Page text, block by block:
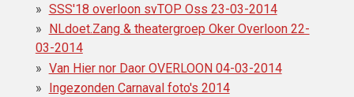
SSS'18 overloon svTOP Oss 23-03-2014
NLdoet.Zang & theatergroep Oker Overloon 22-
03-2014
Van Hier nor Daor OVERLOON 04-03-2014
Ingezonden Carnaval foto's 2014